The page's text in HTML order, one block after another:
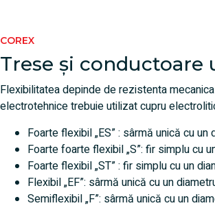
COREX
Trese și
Flexibilitatea depinde de rezistenta
electrotehnice trebuie utilizat cupru
Foarte flexibil „ES” : sârmă unică cu
Foarte foarte flexibil „S”: fir simplu cu
Foarte flexibil „ST” : fir simplu cu un
Flexibil „EF”: sârmă unică cu un
Semiflexibil „F”: sârmă unică cu un